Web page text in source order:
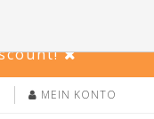
MEIN KONTO